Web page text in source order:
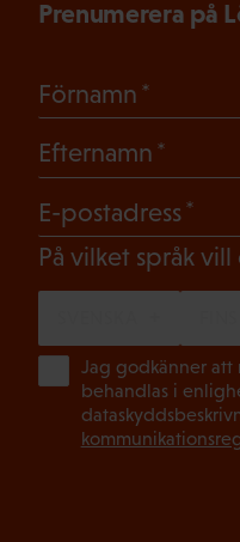
Prenumerera på
Förnamn
Efternamn
E-postadress
På vilket språk
Jag godkänner att
behandlas i